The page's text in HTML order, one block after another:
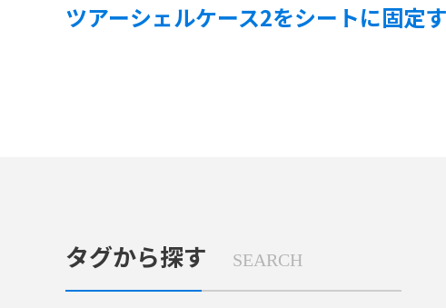
ツアーシェルケース2をシートに固定
タグから探す SEARCH